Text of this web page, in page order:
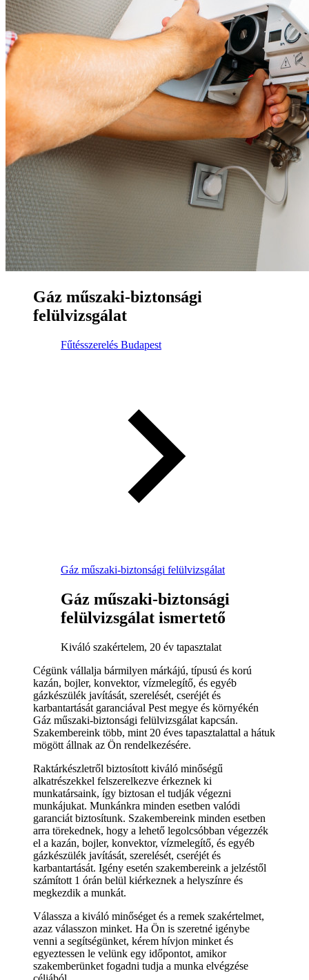
Gáz műszaki-biztonsági
felülvizsgálat
Fűtésszerelés Budapest
Gáz műszaki-biztonsági felülvizsgálat
Gáz műszaki-biztonsági
felülvizsgálat ismertető
Kiváló szakértelem, 20 év tapasztalat
Cégünk vállalja bármilyen márkájú, típusú és korú
kazán, bojler, konvektor, vízmelegítő, és egyéb
gázkészülék javítását, szerelését, cseréjét és
karbantartását garanciával Pest megye és környékén
Gáz műszaki-biztonsági felülvizsgálat kapcsán.
Szakembereink több, mint 20 éves tapasztalattal a hátuk
mögött állnak az Ön rendelkezésére.
Raktárkészletről biztosított kiváló minőségű
alkatrészekkel felszerelkezve érkeznek ki
munkatársaink, így biztosan el tudják végezni
munkájukat. Munkánkra minden esetben valódi
garanciát biztosítunk. Szakembereink minden esetben
arra törekednek, hogy a lehető legolcsóbban végezzék
el a kazán, bojler, konvektor, vízmelegítő, és egyéb
gázkészülék javítását, szerelését, cseréjét és
karbantartását. Igény esetén szakembereink a jelzéstől
számított 1 órán belül kiérkeznek a helyszínre és
megkezdik a munkát.
Válassza a kiváló minőséget és a remek szakértelmet,
azaz válasszon minket. Ha Ön is szeretné igénybe
venni a segítségünket, kérem hívjon minket és
egyeztessen le velünk egy időpontot, amikor
szakemberünket fogadni tudja a munka elvégzése